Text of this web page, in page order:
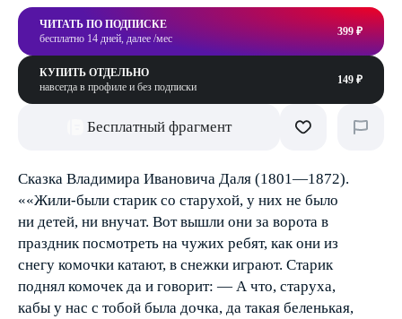
ЧИТАТЬ ПО ПОДПИСКЕ
бесплатно 14 дней, далее /мес
399 ₽
КУПИТЬ ОТДЕЛЬНО
навсегда в профиле и без подписки
149 ₽
Бесплатный фрагмент
Сказка Владимира Ивановича Даля (1801—1872).
««Жили-были старик со старухой, у них не было
ни детей, ни внучат. Вот вышли они за ворота в
праздник посмотреть на чужих ребят, как они из
снегу комочки катают, в снежки играют. Старик
поднял комочек да и говорит: — А что, старуха,
кабы у нас с тобой была дочка, да такая беленькая,